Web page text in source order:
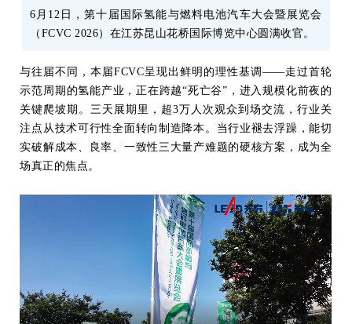
6月12日，第十届国际氢能与燃料电池汽车大会暨展览会
（FCVC 2026）在江苏昆山花桥国际博览中心圆满收官。
与往届不同，本届FCVC呈现出鲜明的理性基调——走过首轮
示范周期的氢能产业，正在跨越“死亡谷”，进入规模化前夜的
关键爬坡期。三天展期里，超3万人次观众到场交流，行业关
注点从技术可行性全面转向制造降本。当行业褪去浮躁，能切
实破解成本、良率、一致性三大量产难题的硬核方案，成为全
场真正的焦点。